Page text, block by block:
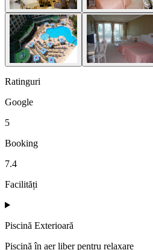
Ratinguri
Google
5
Booking
7.4
Facilități
Piscină Exterioară
Piscină în aer liber pentru relaxare